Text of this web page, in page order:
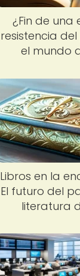
¿Fin de una
resistencia
el mundo
Libros en la
El futuro del
literatura